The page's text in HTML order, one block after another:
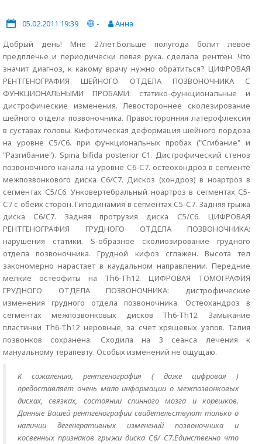
05.02.2011 19:39 -
Анна
Добрый день! Мне 27лет.Больше полугода болит левое
предплечье и периодически левая рука. сделала рентген. Что
значит диагноз, к какому врачу нужно обратиться? ЦИФРОВАЯ
РЕНТГЕНОГРАФИЯ ШЕЙНОГО ОТДЕЛА ПОЗВОНОЧНИКА С
ФУНКЦИОНАЛЬНЫМИ ПРОБАМИ: статико-функциональные и
дистрофические изменения. Левостороннее сколезирование
шейного отдела позвоночника. Правосторонняя латерофлексия
в суставах головы. Кифотическая деформация шейного лордоза
на уровне С5/C6. при функциональных пробах ("Сгибание" и
"Разгибание"). Spina bifida posterior C1. Дистрофический стеноз
позвоночного канала на уровне С6-С7. остеохондроз в сегменте
межпозвонкового диска С6/C7. Дискоз (хондроз) в ноартроз в
сегментах С5/C6. Унковертебральный ноартроз в сегментах С5-
С7 с обеих сторон. Гиподинамия в сегментах С5-С7. Задняя грыжа
диска С6/C7. Задняя протрузия диска С5/C6. ЦИФРОВАЯ
РЕНТГЕНОГРАФИЯ ГРУДНОГО ОТДЕЛА ПОЗВОНОЧНИКА:
нарушения статики. S-образное сколиозирование грудного
отдела позвоночника. Грудной кифоз сглажен. Высота тел
закономерно нарастает в каудальном направлении. Передние
мелкие остеофиты на Th6-Th12. ЦИФРОВАЯ ТОМОГРАФИЯ
ГРУДНОГО ОТДЕЛА ПОЗВОНОЧНИКА: дистрофические
изменения грудного отдела позвоночника. Остеохандроз в
сегментах межпозвонковых дисков Th6-Th12. Замыкание
пластинки Th6-Th12 неровные, за счет хрящевых узлов. Талия
позвонков сохранена. Сходила на 3 сеанса лечения к
мануальному терапевту. Особых изменений не ощущаю.
К сожалению, рентгенография ( даже цифровая )
предоставляет очень мало информации о межпозвонковых
дисках, связках, состоянии спинного мозга и корешков.
Данные Вашей рентгенографии свидетельствуют только о
наличии дегенеративных изменений позвоночника и
косвенных признаков грыжи диска С6/ С7.Единственно что